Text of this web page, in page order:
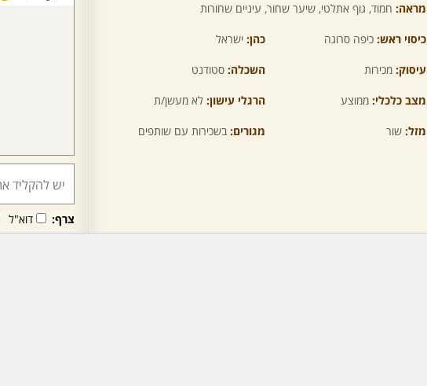
מראה: חמוד, גוף אתלטי, שיער שחור, עיניים שחורות
כיסוי ראש: כיפה סרוגה כהן: ישראל
עיסוק: מכירות השכלה: סטודנט
מצב כלכלי: ממוצע הרגלי עישון: לא מעשן/ת
מזל: שור מגורים: בשכירות עם שותפים
צרף: דוא"ל